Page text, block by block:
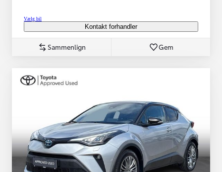
Vælg bil
Kontakt forhandler
Sammenlign Gem